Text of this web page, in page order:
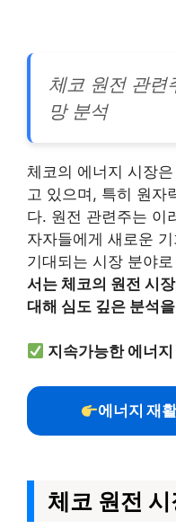
체코 원전 관련
망 분석
체코의 에너지 시장
고 있으며, 특히 원자
다. 원전 관련주는 이
자자들에게 새로운
기대되는 시장 분야
서는 체코의 원전 시
대해 심도 깊은 분석
지속가능한 에너
에너지 재
체코 원전